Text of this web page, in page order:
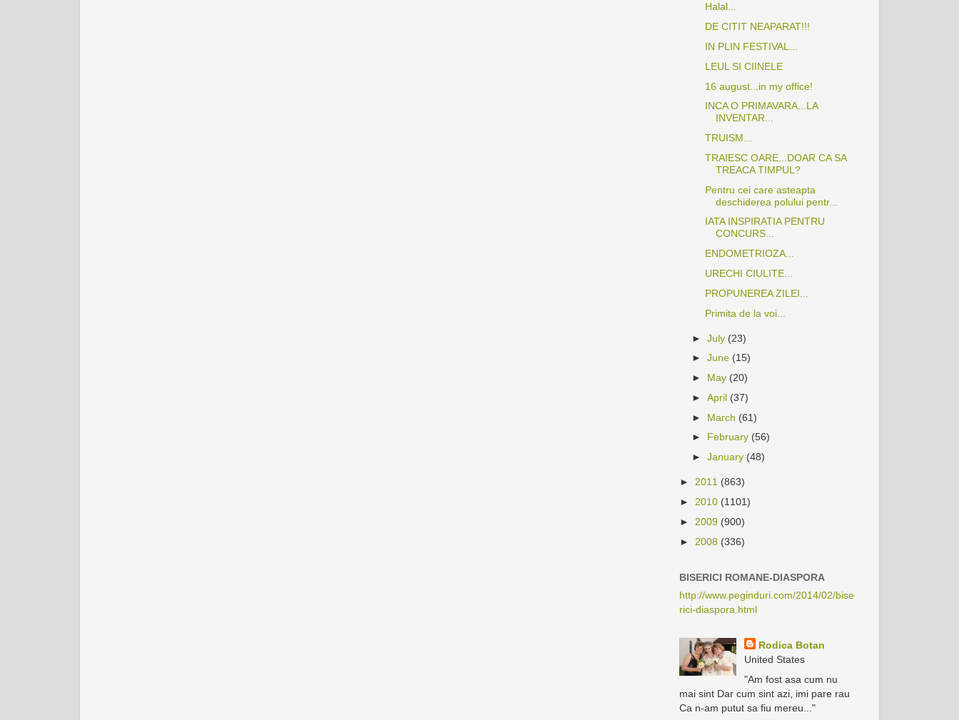
Halal...
DE CITIT NEAPARAT!!!
IN PLIN FESTIVAL...
LEUL SI CIINELE
16 august...in my office!
INCA O PRIMAVARA...LA
INVENTAR...
TRUISM...
TRAIESC OARE...DOAR CA SA
TREACA TIMPUL?
Pentru cei care asteapta
deschiderea polului pentr...
IATA INSPIRATIA PENTRU
CONCURS...
ENDOMETRIOZA...
URECHI CIULITE...
PROPUNEREA ZILEI...
Primita de la voi...
►July (23)
►June (15)
► May (20)
►April (37)
► March (61)
► February (56)
►January (48)
► 2011 (863)
► 2010 (1101)
► 2009 (900)
► 2008 (336)
BISERICI ROMANE-DIASPORA
http://www.peginduri.com/2014/02/bise
rici-diaspora.html
Rodica Botan
United States
"Am fost asa cum nu
mai sint Dar cum sint azi, imi pare rau
Ca n-am putut sa fiu mereu..."